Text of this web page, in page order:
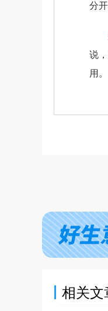
分
说
用。
相关文